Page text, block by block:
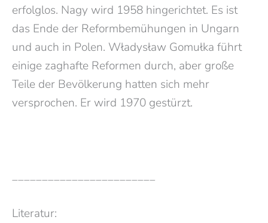
erfolglos. Nagy wird 1958 hingerichtet. Es ist
das Ende der Reformbemühungen in Ungarn
und auch in Polen. Władysław Gomułka führt
einige zaghafte Reformen durch, aber große
Teile der Bevölkerung hatten sich mehr
versprochen. Er wird 1970 gestürzt.
________________________
Literatur: